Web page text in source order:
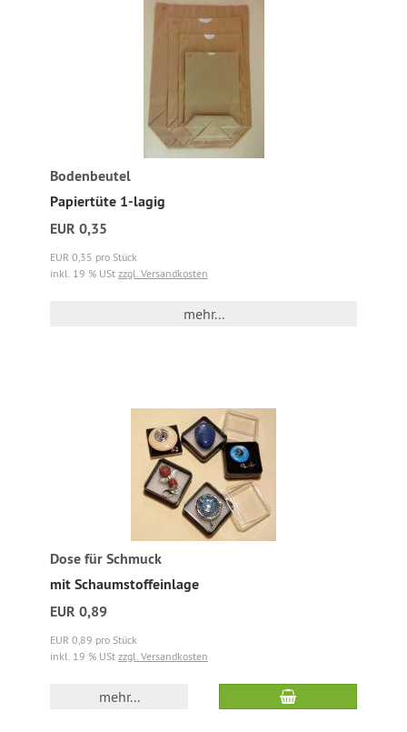
Bodenbeutel
Papiertüte 1-lagig
EUR 0,35
EUR 0,35 pro Stück
inkl. 19 % USt zzgl. Versandkosten
mehr...
Dose für Schmuck
mit Schaumstoffeinlage
EUR 0,89
EUR 0,89 pro Stück
inkl. 19 % USt zzgl. Versandkosten
mehr...